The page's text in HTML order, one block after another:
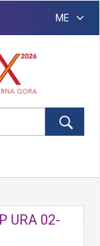
ME
URA 02-